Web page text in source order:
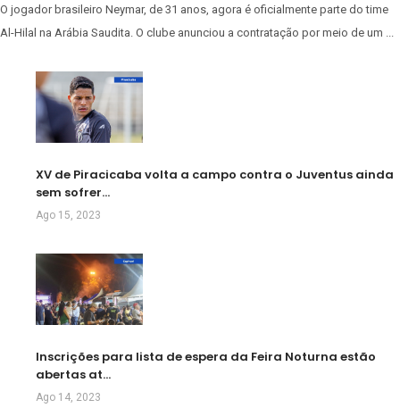
O jogador brasileiro Neymar, de 31 anos, agora é oficialmente parte do time
Al-Hilal na Arábia Saudita. O clube anunciou a contratação por meio de um ...
XV de Piracicaba volta a campo contra o Juventus ainda
sem sofrer…
Ago 15, 2023
Inscrições para lista de espera da Feira Noturna estão
abertas at…
Ago 14, 2023